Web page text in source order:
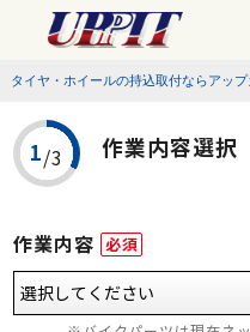
タイヤ・ホイールの持込取付ならアップ
作業内容選択
作業内容 必須